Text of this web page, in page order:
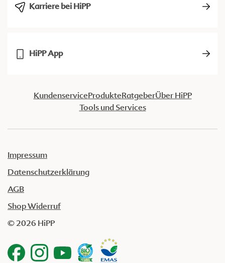
Karriere bei HiPP
HiPP App
KundenserviceProdukteRatgeberÜber HiPP
Tools und Services
Impressum
Datenschutzerklärung
AGB
Shop Widerruf
© 2026 HiPP